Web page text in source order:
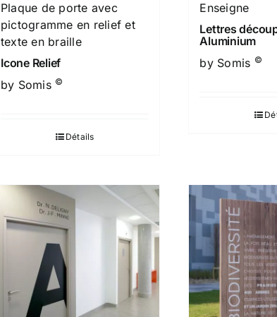
Plaque de porte avec
pictogramme en relief et
texte en braille
Icone Relief
by Somis ©
Détails
Enseigne
Lettres
Aluminium
by Somis ©